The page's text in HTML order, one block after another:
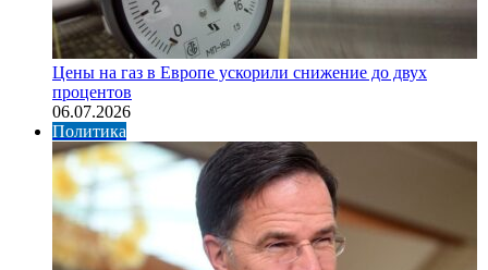
Цены на газ в Европе ускорили снижение до двух
процентов
06.07.2026
Политика